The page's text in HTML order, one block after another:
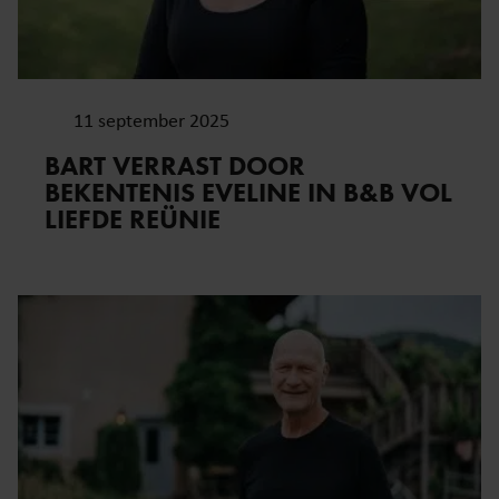
11 september 2025
BART VERRAST DOOR
BEKENTENIS EVELINE IN B&B VOL
LIEFDE REÜNIE